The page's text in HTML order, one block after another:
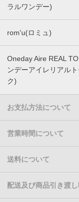
ラルワンデー)
rom'u(ロミュ)
Oneday Aire REAL
ンデーアイレリアル
ク)
お支払方法について
営業時間について
送料について
配送及び商品引き渡